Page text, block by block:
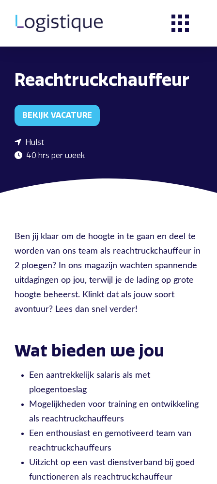
Reachtruckchauffeur
BEKIJK VACATURE
Hulst
40 hrs per week
Ben jij klaar om de hoogte in te gaan en deel te
worden van ons team als reachtruckchauffeur in
2 ploegen? In ons magazijn wachten spannende
uitdagingen op jou, terwijl je de lading op grote
hoogte beheerst. Klinkt dat als jouw soort
avontuur? Lees dan snel verder!
Wat bieden we jou
Een aantrekkelijk salaris als met
ploegentoeslag
Mogelijkheden voor training en ontwikkeling
als reachtruckchauffeurs
Een enthousiast en gemotiveerd team van
reachtruckchauffeurs
Uitzicht op een vast dienstverband bij goed
functioneren als reachtruckchauffeur